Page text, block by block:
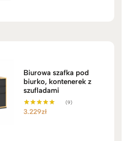
Biurowa szafka pod
biurko, kontenerek z
szufladami
Oceniono
(9)
3.229zł